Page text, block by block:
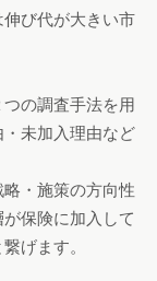
び代が大きい市
つの調査手法を用
未加入理由など
・施策の方向性
保険に加入して
げます。